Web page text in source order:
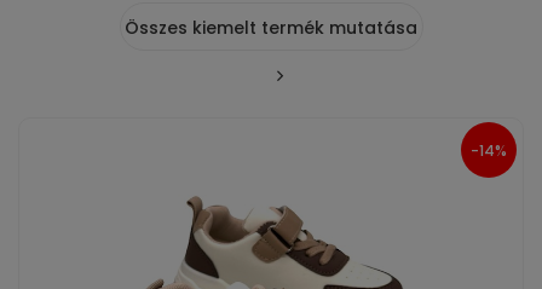
Összes kiemelt termék mutatása
-14%